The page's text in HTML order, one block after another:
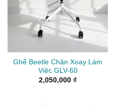
Ghế Beetle Chân Xoay Làm
Việc GLV-60
2,050,000 ₫